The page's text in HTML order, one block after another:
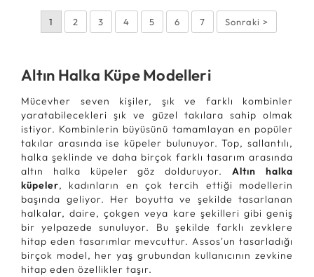
1 2 3 4 5 6 7 Sonraki >
Altın Halka Küpe Modelleri
Mücevher seven kişiler, şık ve farklı kombinler
yaratabilecekleri şık ve güzel takılara sahip olmak
istiyor. Kombinlerin büyüsünü tamamlayan en popüler
takılar arasında ise küpeler bulunuyor. Top, sallantılı,
halka şeklinde ve daha birçok farklı tasarım arasında
altın halka küpeler göz dolduruyor.Altın halka
küpeler, kadınların en çok tercih ettiği modellerin
başında geliyor. Her boyutta ve şekilde tasarlanan
halkalar, daire, çokgen veya kare şekilleri gibi geniş
bir yelpazede sunuluyor. Bu şekilde farklı zevklere
hitap eden tasarımlar mevcuttur. Assos'un tasarladığı
birçok model, her yaş grubundan kullanıcının zevkine
hitap eden özellikler taşır.